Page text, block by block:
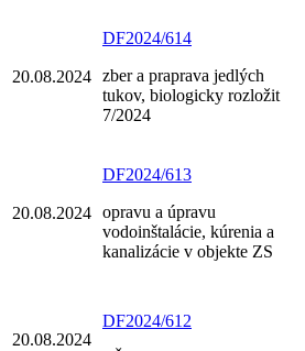
20.08.2024
DF2024/614
zber a praprava jedlých
tukov, biologicky rozložit
7/2024
20.08.2024
DF2024/613
opravu a úpravu
vodoinštalácie, kúrenia a
kanalizácie v objekte ZS
20.08.2024
DF2024/612